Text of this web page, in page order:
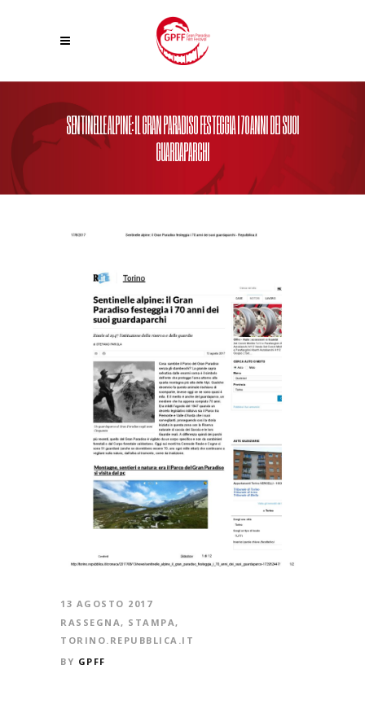
SENTINELLE ALPINE: IL GRAN PARADISO FESTEGGIA I 70 ANNI DEI SUOI
GUARDAPARCHI
13 AGOSTO 2017
RASSEGNA , STAMPA ,
TORINO.REPUBBLICA.IT
BY GPFF